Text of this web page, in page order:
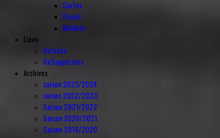
Cartes
Panini
Maillots
Liens
Da'Liens
Da'Supporters
Archives
saison 2023/2024
saison 2022/2023
Saison 2021/2022
Saison 2020/2021
Saison 2019/2020